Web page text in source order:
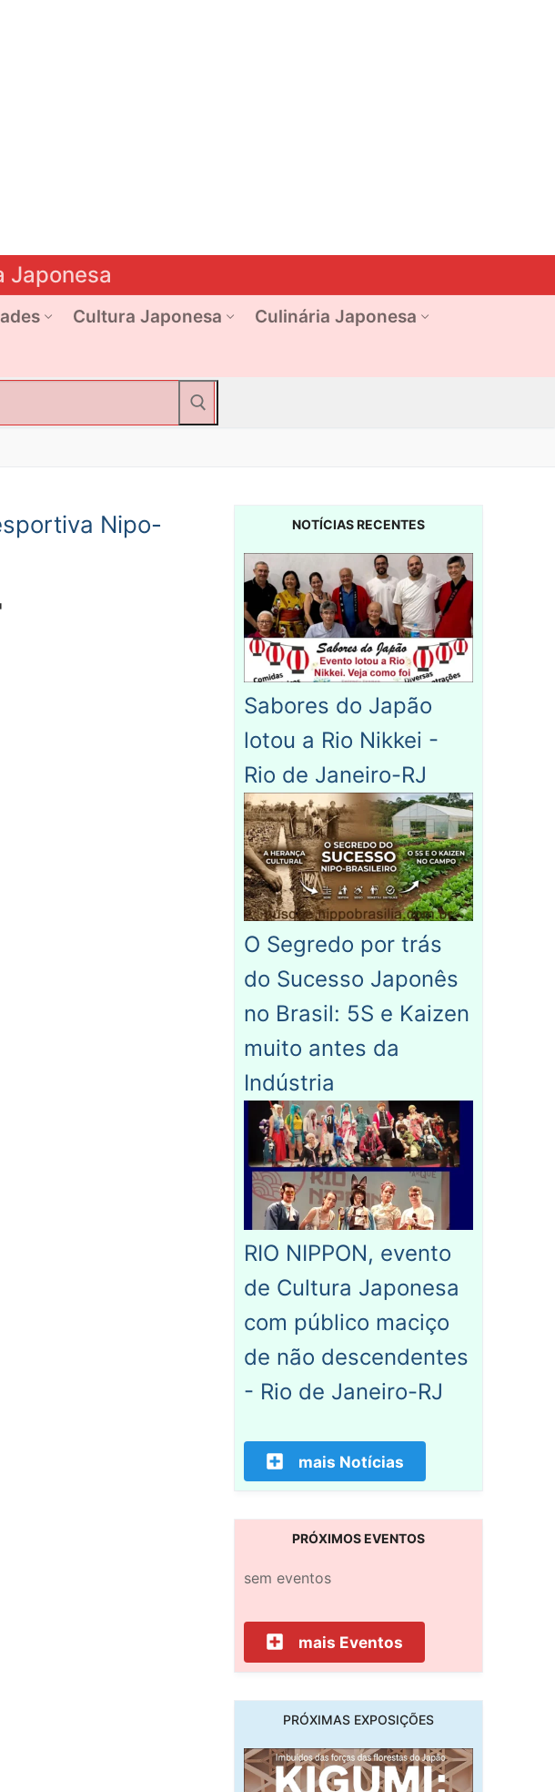
Japonesa
Cultura Japonesa
Culinária Japonesa
Nipo-
NOTÍCIAS RECENTES
Sabores do Japão
lotou a Rio Nikkei -
Rio de Janeiro-RJ
O Segredo por trás
do Sucesso Japonês
no Brasil: 5S e Kaizen
muito antes da
Indústria
RIO NIPPON, evento
de Cultura Japonesa
com público maciço
de não descendentes
- Rio de Janeiro-RJ
mais Notícias
PRÓXIMOS EVENTOS
sem eventos
mais Eventos
PRÓXIMAS EXPOSIÇÕES